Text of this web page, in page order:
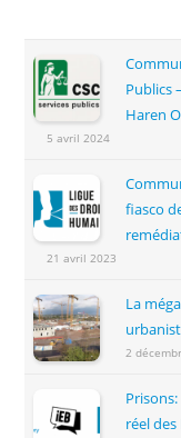
Publics
Haren
5 avril 2024
fiasco
21 avril 2023
La
2
réel